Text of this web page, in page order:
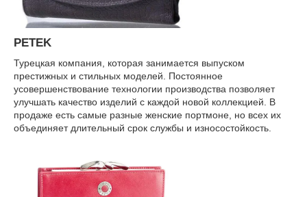
PETEK
Турецкая компания, которая занимается выпуском
престижных и стильных моделей. Постоянное
усовершенствование технологии производства позволяет
улучшать качество изделий с каждой новой коллекцией. В
продаже есть самые разные женские портмоне, но всех их
объединяет длительный срок службы и износостойкость.